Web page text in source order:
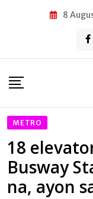
8
METRO
18
Busway
na, ayon